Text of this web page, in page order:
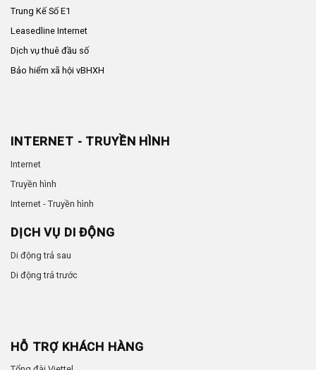
Trung Kế Số E1
Leasedline Internet
Dịch vụ thuê đầu số
Bảo hiểm xã hội vBHXH
INTERNET - TRUYỀN HÌNH
Internet
Truyền hình
Internet - Truyền hình
DỊCH VỤ DI ĐỘNG
Di động trả sau
Di động trả trước
HỖ TRỢ KHÁCH HÀNG